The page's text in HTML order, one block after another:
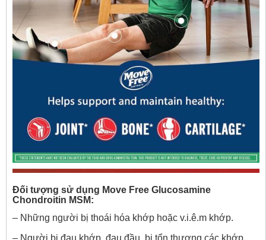
Đối tượng sử dụng Move Free Glucosamine
Chondroitin MSM:
– Những người bị thoái hóa khớp hoặc v.i.ê.m khớp.
– Người bị đau khớp, đau đầu, bị tổn thương các khớp